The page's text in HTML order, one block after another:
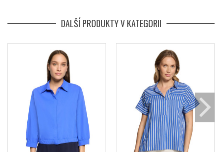
DALŠÍ PRODUKTY V KATEGORII